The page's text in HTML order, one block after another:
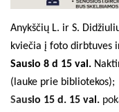
Anykščių L. ir S.
kviečia į foto dirbtuves
Sausio 8 d 15 val.
(lauke prie bibliotekos);
Sausio 15 d. 15 val.